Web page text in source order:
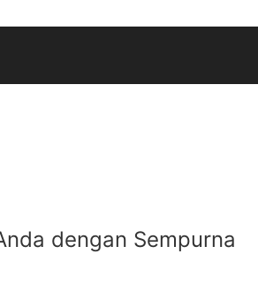
dengan Sempurna